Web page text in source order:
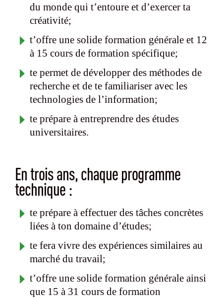
du monde qui t’entoure et d’exercer ta
créativité;
t’offre une solide formation générale et 12
à 15 cours de formation spécifique;
te permet de développer des méthodes de
recherche et de te familiariser avec les
technologies de l’information;
te prépare à entreprendre des études
universitaires.
En trois ans, chaque programme
technique :
te prépare à effectuer des tâches concrètes
liées à ton domaine d’études;
te fera vivre des expériences similaires au
marché du travail;
t’offre une solide formation générale ainsi
que 15 à 31 cours de formation